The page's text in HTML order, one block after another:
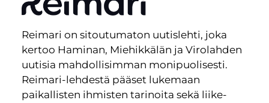
Reimari on sitoutumaton uutislehti, joka
kertoo Haminan, Miehikkälän ja Virolahden
uutisia mahdollisimman monipuolisesti.
Reimari-lehdestä pääset lukemaan
paikallisten ihmisten tarinoita sekä liike-